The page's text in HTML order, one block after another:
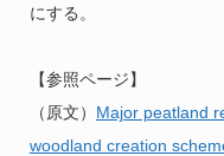
にする。
【参照ページ】
（原文） Major peatland
woodland creation